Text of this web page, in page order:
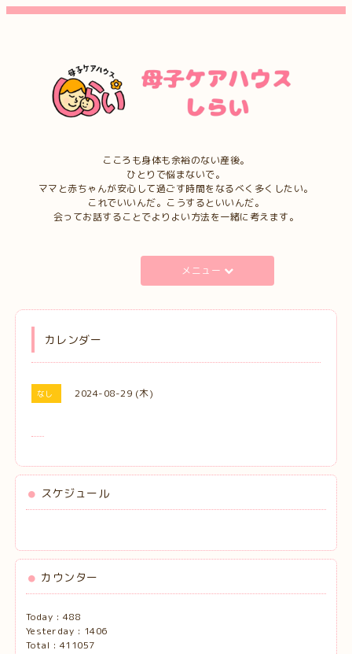
こころも身体も余裕のない産後。
ひとりで悩まないで。
ママと赤ちゃんが安心して過ごす時間をなるべく多くしたい。
これでいいんだ。こうするといいんだ。
会ってお話することでよりよい方法を一緒に考えます。
メニュー
カレンダー
なし 2024-08-29 (木)
スケジュール
カウンター
Today : 488
Yesterday : 1406
Total : 411057